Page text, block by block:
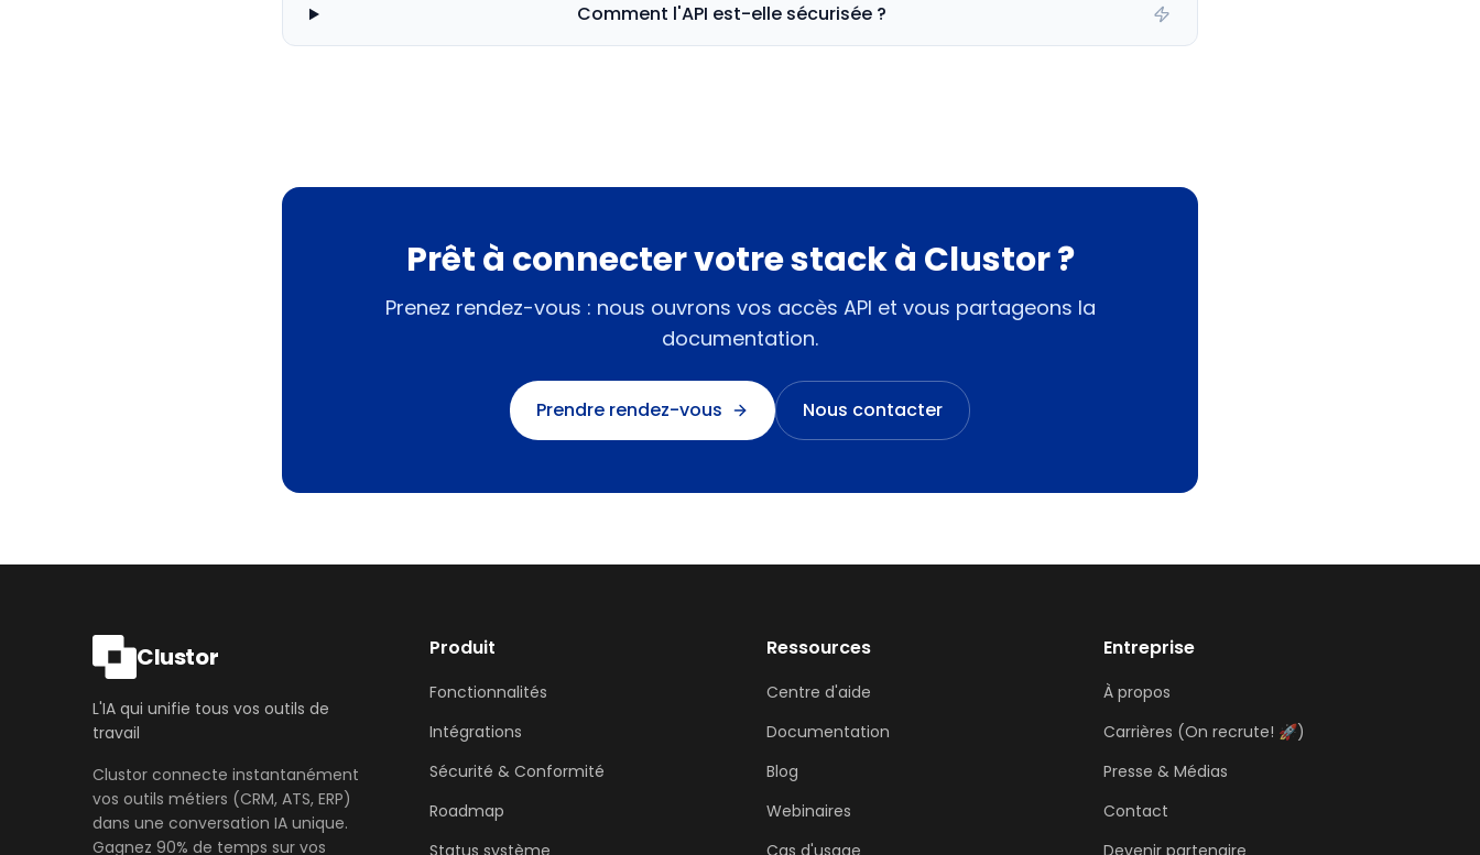
Comment l'API est-elle sécurisée ?
Prêt à connecter votre stack à Clustor ?
Prenez rendez-vous : nous ouvrons vos accès API et vous partageons la
documentation.
Prendre rendez-vous Nous contacter
Clustor
L'IA qui unifie tous vos outils de
travail
Clustor connecte instantanément
vos outils métiers (CRM, ATS, ERP)
dans une conversation IA unique.
Gagnez 90% de temps sur vos
Produit
Fonctionnalités
Intégrations
Sécurité & Conformité
Roadmap
Status système
Ressources
Centre d'aide
Documentation
Blog
Webinaires
Cas d'usage
Entreprise
À propos
Carrières (On recrute! 🚀)
Presse & Médias
Contact
Devenir partenaire